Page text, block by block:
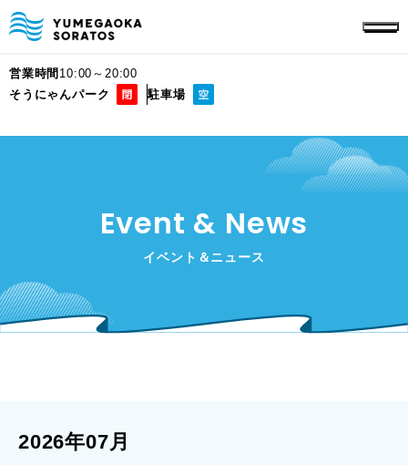
営業時間 10:00～20:00
そうにゃんパーク
駐車場
Event & News
イベント＆ニュース
2026年07月